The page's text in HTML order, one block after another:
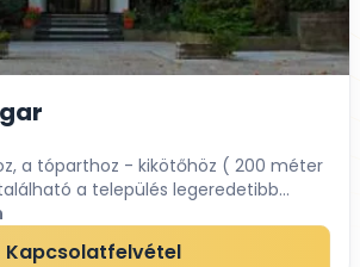
a tóparthoz - kikötőhöz ( 200 méter
a település legeredetibb
a Hotel *** Jogar. Ez a városi szálloda
nyújt vendég...
Kapcsolatfelvétel